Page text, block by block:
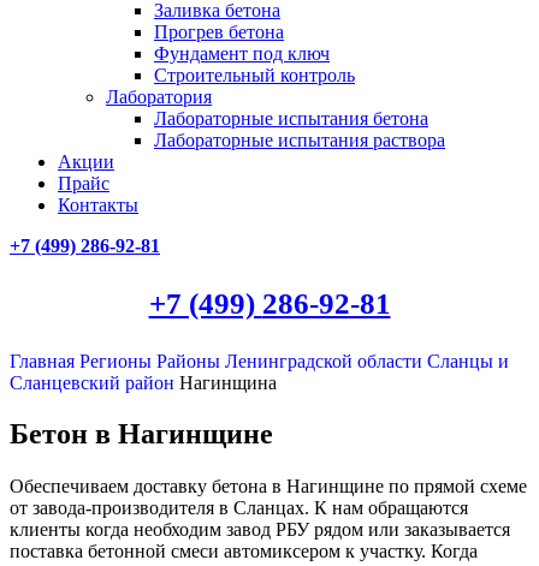
Заливка бетона
Прогрев бетона
Фундамент под ключ
Строительный контроль
Лаборатория
Лабораторные испытания бетона
Лабораторные испытания раствора
Акции
Прайс
Контакты
+7 (499) 286-92-81
+7 (499) 286-92-81
Главная Регионы Районы Ленинградской области Сланцы и
Сланцевский район Нагинщина
Бетон в Нагинщине
Обеспечиваем доставку бетона в Нагинщине по прямой схеме
от завода-производителя в Сланцах. К нам обращаются
клиенты когда необходим завод РБУ рядом или заказывается
поставка бетонной смеси автомиксером к участку. Когда